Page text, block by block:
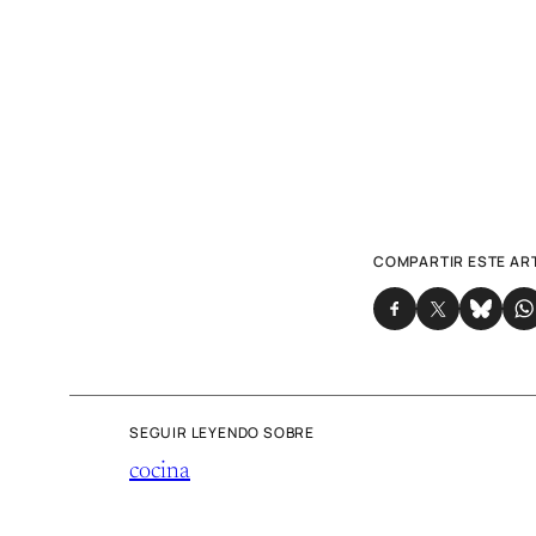
COMPARTIR ESTE
SEGUIR LEYENDO SOBRE
cocina